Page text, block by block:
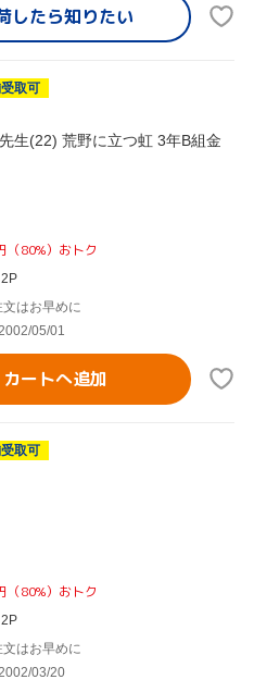
したら知りたい
取可
生(22) 荒野に立つ虹 3年B組金
（80%）おトク
文はお早めに
05/01
カートへ追加
取可
（80%）おトク
文はお早めに
03/20